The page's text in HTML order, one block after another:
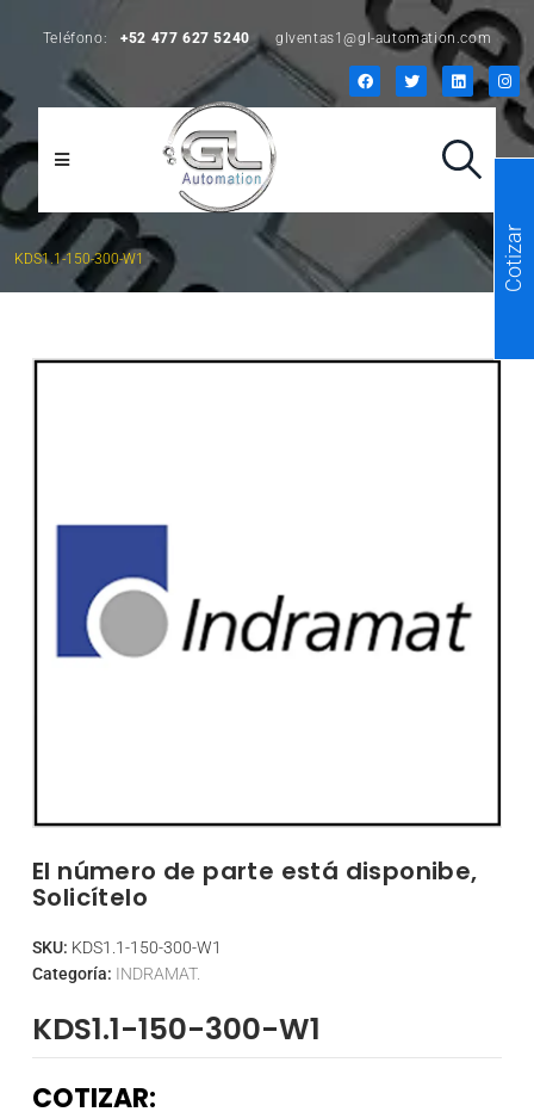
Teléfono: +52 477 627 5240 glventas1@gl-automation.com
KDS1.1-150-300-W1
El número de parte está disponibe,
Solicítelo
SKU: KDS1.1-150-300-W1
Categoría: INDRAMAT.
KDS1.1-150-300-W1
COTIZAR:
Cotizar